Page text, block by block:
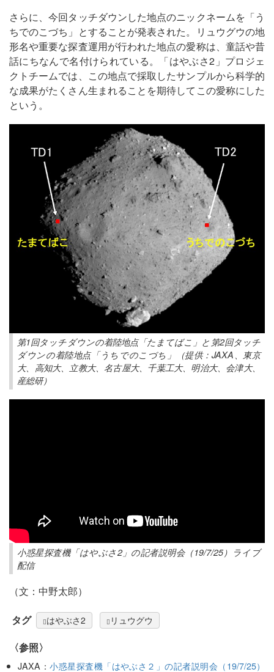
さらに、今回タッチダウンした地点のニックネームを「う
ちでのこづち」とすることが発表された。リュウグウの地
形名や重要な探査運用が行われた地点の愛称は、童話や昔
話にちなんで名付けられている。「はやぶさ2」プロジェ
クトチームでは、この地点で採取したサンプルから科学的
な成果がたくさん生まれることを期待してこの愛称にした
という。
第1回タッチダウンの着陸地点「たまてばこ」と第2回タッチ
ダウンの着陸地点「うちでのこづち」（提供：JAXA、東京
大、高知大、立教大、名古屋大、千葉工大、明治大、会津大、
産総研）
小惑星探査機「はやぶさ2」の記者説明会（19/7/25）ライブ
配信
（文：中野太郎）
タグ はやぶさ2 リュウグウ
〈参照〉
JAXA：小惑星探査機「はやぶさ２」の記者説明会（19/7/25）